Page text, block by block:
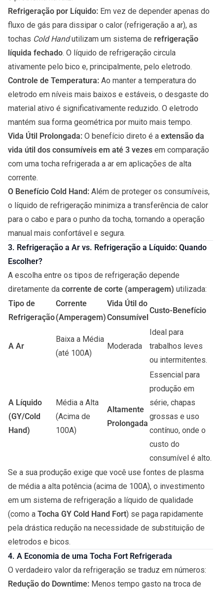
Refrigeração por Líquido: Em vez de depender apenas do
fluxo de gás para dissipar o calor (refrigeração a ar), as
tochas Cold Handutilizam um sistema de refrigeração
líquida fechado. O líquido de refrigeração circula
ativamente pelo bico e, principalmente, pelo eletrodo.
Controle de Temperatura: Ao manter a temperatura do
eletrodo em níveis mais baixos e estáveis, o desgaste do
material ativo é significativamente reduzido. O eletrodo
mantém sua forma geométrica por muito mais tempo.
Vida Útil Prolongada: O benefício direto é a extensão da
vida útil dos consumíveis em até 3 vezes em comparação
com uma tocha refrigerada a ar em aplicações de alta
corrente.
O Benefício Cold Hand: Além de proteger os consumíveis,
o líquido de refrigeração minimiza a transferência de calor
para o cabo e para o punho da tocha, tornando a operação
manual mais confortável e segura.
3. Refrigeração a Ar vs. Refrigeração a Líquido: Quando
Escolher?
A escolha entre os tipos de refrigeração depende
diretamente da corrente de corte (amperagem) utilizada:
Tipo de
Refrigeração
Corrente
(Amperagem)
Vida Útil do
Consumível
Custo-Benefício
A Ar
Baixa a Média
(até 100A)
Moderada
Ideal para
trabalhos leves
ou intermitentes.
A Líquido
(GY/Cold
Hand)
Média a Alta
(Acima de
100A)
Altamente
Prolongada
Essencial para
produção em
série, chapas
grossas e uso
contínuo, onde o
custo do
consumível é alto.
Se a sua produção exige que você use fontes de plasma
de média a alta potência (acima de 100A), o investimento
em um sistema de refrigeração a líquido de qualidade
(como a Tocha GY Cold Hand Fort) se paga rapidamente
pela drástica redução na necessidade de substituição de
eletrodos e bicos.
4. A Economia de uma Tocha Fort Refrigerada
O verdadeiro valor da refrigeração se traduz em números:
Redução do Downtime: Menos tempo gasto na troca de